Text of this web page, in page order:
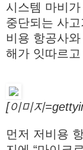
시스템 마비
중단되는 사
비용 항공사
해가 잇따르
[이미지
먼저 저비용